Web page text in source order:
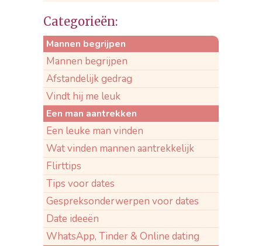
Categorieën:
Mannen begrijpen
Mannen begrijpen
Afstandelijk gedrag
Vindt hij me leuk
Een man aantrekken
Een leuke man vinden
Wat vinden mannen aantrekkelijk
Flirttips
Tips voor dates
Gespreksonderwerpen voor dates
Date ideeën
WhatsApp, Tinder & Online dating